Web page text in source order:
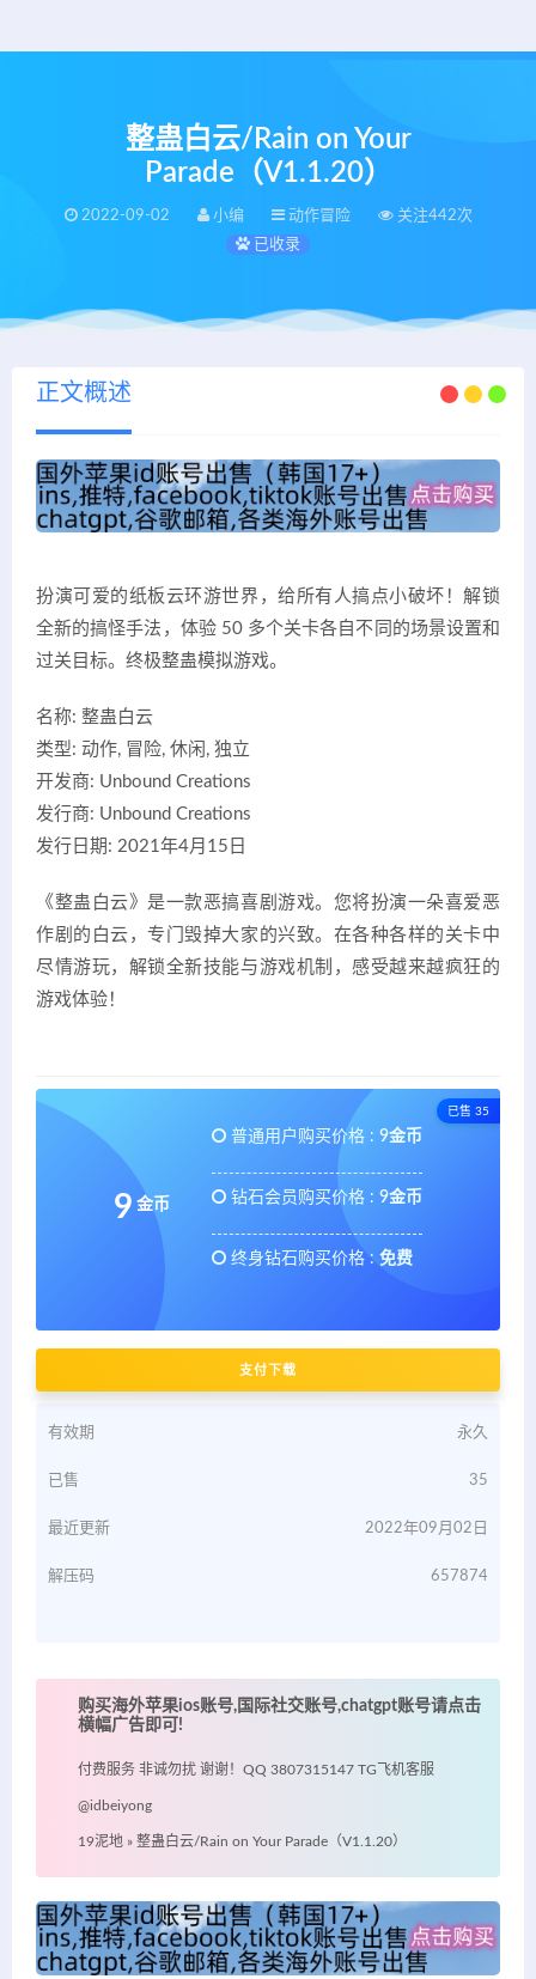
整蛊白云/Rain on Your
Parade（V1.1.20）
2022-09-02 小编 动作冒险
关注442次
已收录
正文概述
扮演可爱的纸板云环游世界，给所有人搞点小破坏！解锁
全新的搞怪手法，体验 50 多个关卡各自不同的场景设置和
过关目标。终极整蛊模拟游戏。
名称: 整蛊白云
类型: 动作, 冒险, 休闲, 独立
开发商: Unbound Creations
发行商: Unbound Creations
发行日期: 2021年4月15日
《整蛊白云》是一款恶搞喜剧游戏。您将扮演一朵喜爱恶
作剧的白云，专门毁掉大家的兴致。在各种各样的关卡中
尽情游玩，解锁全新技能与游戏机制，感受越来越疯狂的
游戏体验！
已售 35
9 金币
普通用户购买价格 : 9金币
钻石会员购买价格 : 9金币
终身钻石购买价格 : 免费
支付下载
有效期 永久
已售 35
最近更新 2022年09月02日
解压码 657874
购买海外苹果ios账号,国际社交账号,chatgpt账号请点击
横幅广告即可!
付费服务 非诚勿扰 谢谢！QQ 3807315147 TG飞机客服
@idbeiyong
19泥地 » 整蛊白云/Rain on Your Parade（V1.1.20）